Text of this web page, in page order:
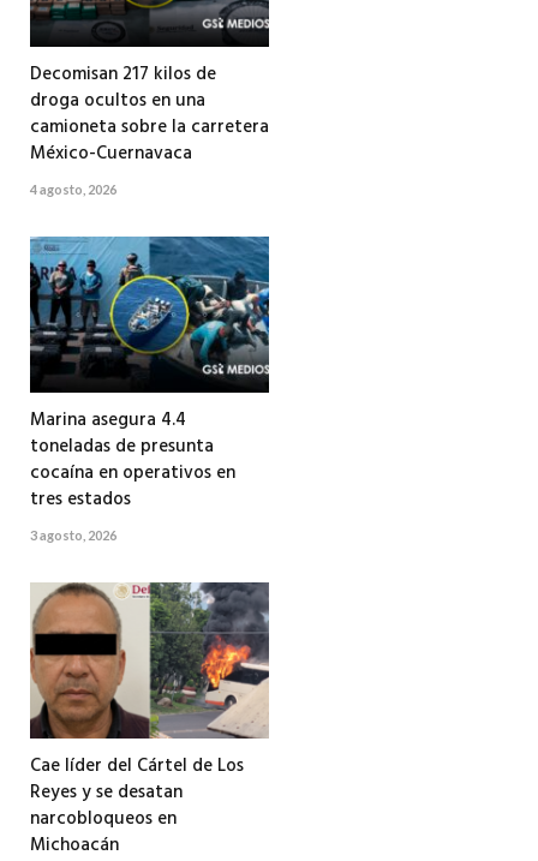
Decomisan 217 kilos de
droga ocultos en una
camioneta sobre la carretera
México-Cuernavaca
4 agosto, 2026
Marina asegura 4.4
toneladas de presunta
cocaína en operativos en
tres estados
3 agosto, 2026
Cae líder del Cártel de Los
Reyes y se desatan
narcobloqueos en
Michoacán